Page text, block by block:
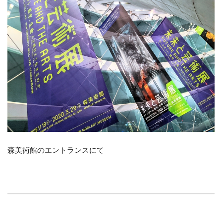
森美術館のエントランスにて